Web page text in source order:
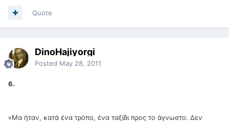
Quote
DinoHajiyorgi
Posted May 28, 2011
6.
«Μα ήταν, κατά ένα τρόπο, ένα ταξίδι προς το άγνωστο. Δεν